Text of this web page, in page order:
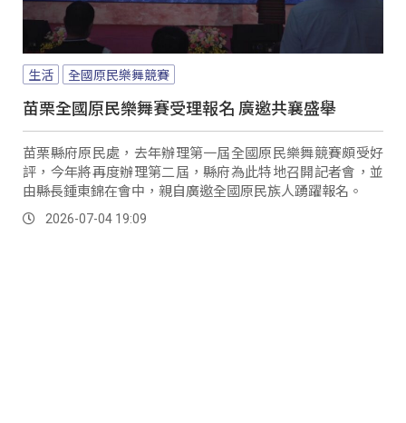
生活 全國原民樂舞競賽
苗栗全國原民樂舞賽受理報名 廣邀共襄盛舉
苗栗縣府原民處，去年辦理第一屆全國原民樂舞競賽頗受好
評，今年將再度辦理第二屆，縣府為此特地召開記者會，並
由縣長鍾東錦在會中，親自廣邀全國原民族人踴躍報名。
2026-07-04 19:09